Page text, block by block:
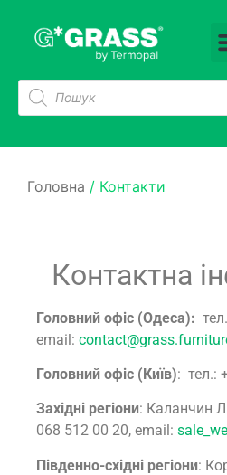
Головна / Контакти
Контактна
Головний офіс (Одеса):
email:
Головний офіс (Київ): тел.:
Західні регіони: Каланчин
068 512 00 20, email:
Південно-східні регіони: